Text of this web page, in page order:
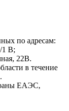
по адресам:
1 В;
22В.
в течение
ЕАЭС,